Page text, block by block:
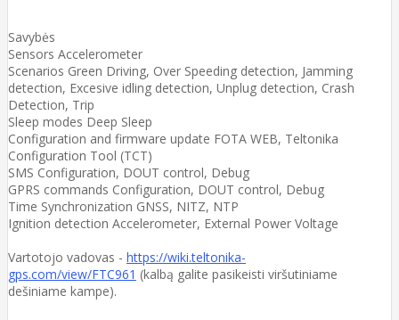
Savybės
Sensors Accelerometer
Scenarios Green Driving, Over Speeding detection, Jamming
detection, Excesive idling detection, Unplug detection, Crash
Detection, Trip
Sleep modes Deep Sleep
Configuration and firmware update FOTA WEB, Teltonika
Configuration Tool (TCT)
SMS Configuration, DOUT control, Debug
GPRS commands Configuration, DOUT control, Debug
Time Synchronization GNSS, NITZ, NTP
Ignition detection Accelerometer, External Power Voltage
Vartotojo vadovas - https://wiki.teltonika-
gps.com/view/FTC961 (kalbą galite pasikeisti viršutiniame
dešiniame kampe).